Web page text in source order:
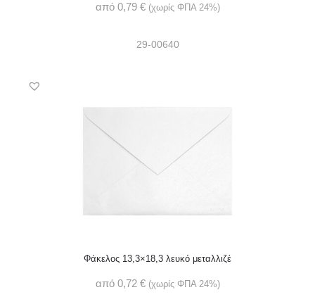
από 0,79 € (χωρίς ΦΠΑ 24%)
29-00640
Φάκελος 13,3×18,3 λευκό μεταλλιζέ
από 0,72 € (χωρίς ΦΠΑ 24%)